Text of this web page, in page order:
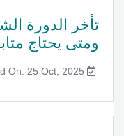
تأخر الدورة
ومتى يحتاج